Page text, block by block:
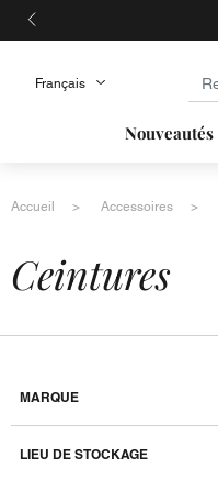
Nouveautés
Accueil Accessoires
ceintures
MARQUE
LIEU DE STOCKAGE